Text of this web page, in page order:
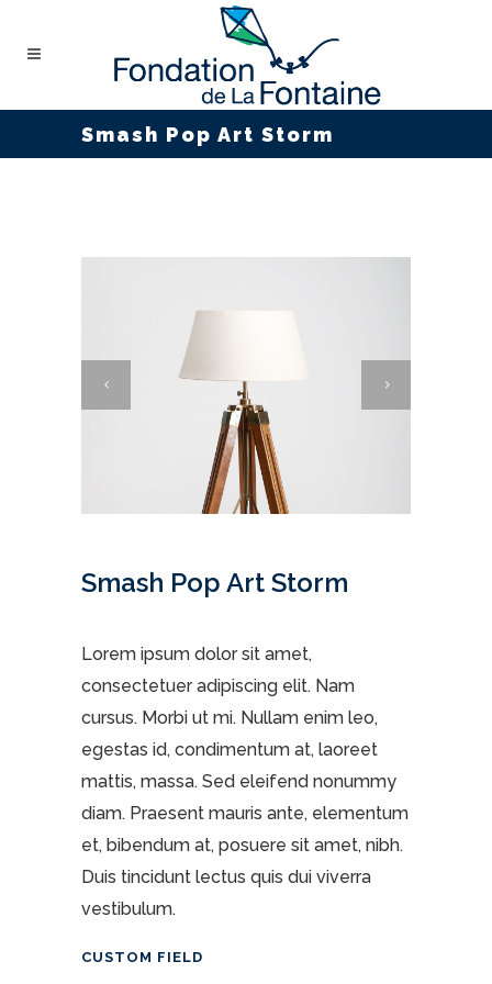
Smash Pop Art Storm
Smash Pop Art Storm
Lorem ipsum dolor sit amet,
consectetuer adipiscing elit. Nam
cursus. Morbi ut mi. Nullam enim leo,
egestas id, condimentum at, laoreet
mattis, massa. Sed eleifend nonummy
diam. Praesent mauris ante, elementum
et, bibendum at, posuere sit amet, nibh.
Duis tincidunt lectus quis dui viverra
vestibulum.
CUSTOM FIELD